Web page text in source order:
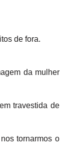
de fora.
da mulher
travestida de
tornarmos o